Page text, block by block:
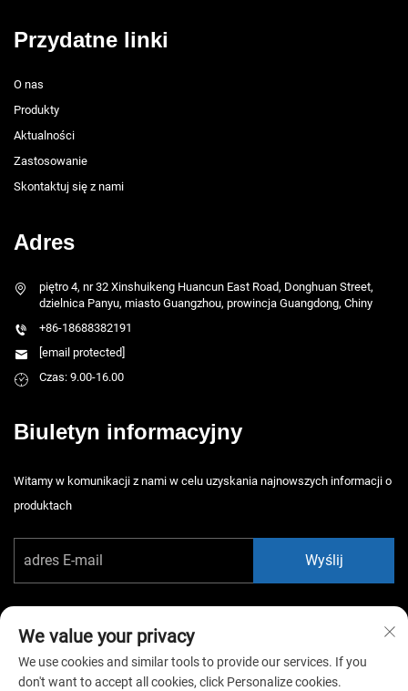
Przydatne linki
O nas
Produkty
Aktualności
Zastosowanie
Skontaktuj się z nami
Adres
piętro 4, nr 32 Xinshuikeng Huancun East Road, Donghuan Street,
dzielnica Panyu, miasto Guangzhou, prowincja Guangdong, Chiny
+86-18688382191
[email protected]
Czas: 9.00-16.00
Biuletyn informacyjny
Witamy w komunikacji z nami w celu uzyskania najnowszych informacji o
produktach
Wyślij
Copyright © 2026 China Guangzhou Xiaotongyao Amusement Equipment
We value your privacy
We use cookies and similar tools to provide our services. If you
don't want to accept all cookies, click Personalize cookies.